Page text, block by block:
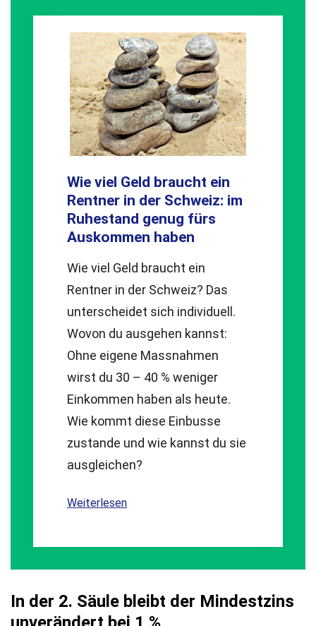
Wie viel Geld braucht ein
Rentner in der Schweiz: im
Ruhestand genug fürs
Auskommen haben
Wie viel Geld braucht ein
Rentner in der Schweiz? Das
unterscheidet sich individuell.
Wovon du ausgehen kannst:
Ohne eigene Massnahmen
wirst du 30 – 40 % weniger
Einkommen haben als heute.
Wie kommt diese Einbusse
zustande und wie kannst du sie
ausgleichen?
Weiterlesen
In der 2. Säule bleibt der Mindestzins